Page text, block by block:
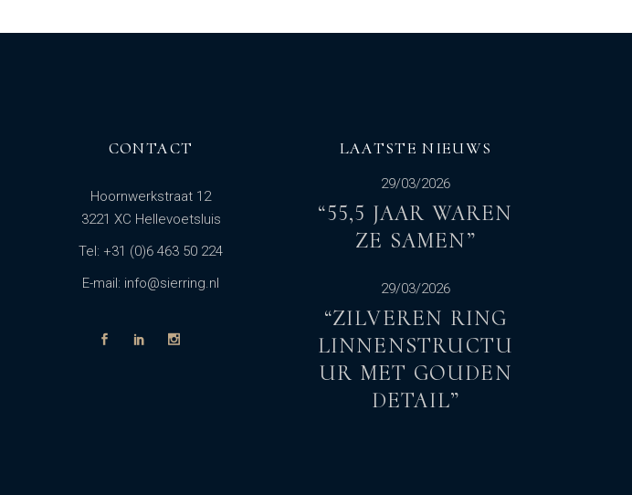
CONTACT
Hoornwerkstraat 12
3221 XC Hellevoetsluis
Tel: +31 (0)6 463 50 224
E-mail: info@sierring.nl
LAATSTE NIEUWS
29/03/2026
“55,5 JAAR WAREN
ZE SAMEN”
29/03/2026
“ZILVEREN RING
LINNENSTRUCTU
UR MET GOUDEN
DETAIL”